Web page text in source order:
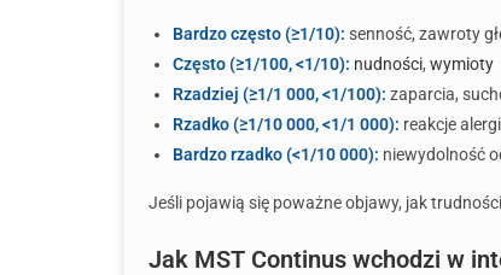
Bardzo często (≥1/10): senność, zawroty
Często (≥1/100, <1/10): nudności, wymioty
Rzadziej (≥1/1 000, <1/100): zaparcia,
Rzadko (≥1/10 000, <1/1 000): reakcje
Bardzo rzadko (<1/10 000): niewydolność
Jeśli pojawią się poważne objawy, jak
Jak MST Continus wchodzi w